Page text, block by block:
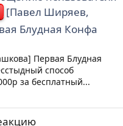
[Павел Ширяев,
Блудная Конфа
Первая Блудная
способ
за бесплатный...